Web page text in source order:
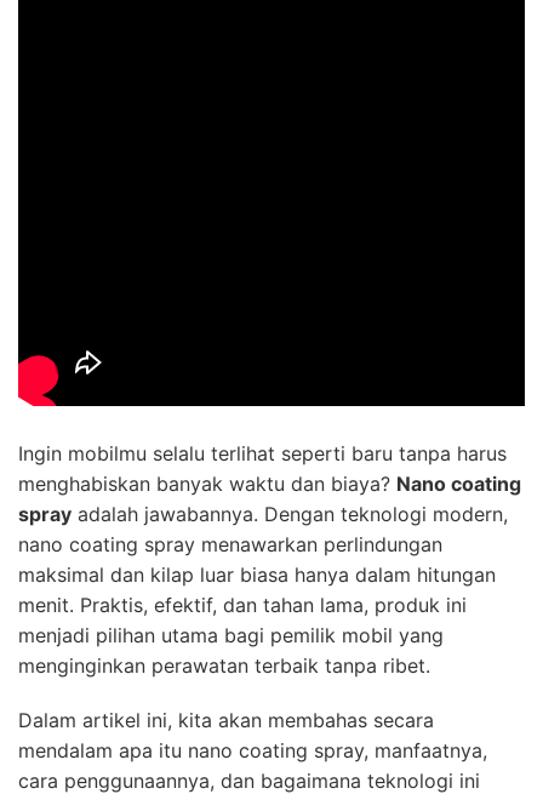
Ingin mobilmu selalu terlihat seperti baru tanpa harus
menghabiskan banyak waktu dan biaya? Nano coating
spray adalah jawabannya. Dengan teknologi modern,
nano coating spray menawarkan perlindungan
maksimal dan kilap luar biasa hanya dalam hitungan
menit. Praktis, efektif, dan tahan lama, produk ini
menjadi pilihan utama bagi pemilik mobil yang
menginginkan perawatan terbaik tanpa ribet.
Dalam artikel ini, kita akan membahas secara
mendalam apa itu nano coating spray, manfaatnya,
cara penggunaannya, dan bagaimana teknologi ini